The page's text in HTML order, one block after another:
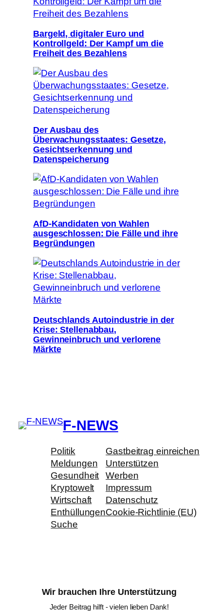
Bargeld, digitaler Euro und
Kontrollgeld: Der Kampf um die
Freiheit des Bezahlens
Der Ausbau des
Überwachungsstaates: Gesetze,
Gesichtserkennung und
Datenspeicherung
AfD-Kandidaten von Wahlen
ausgeschlossen: Die Fälle und ihre
Begründungen
Deutschlands Autoindustrie in der
Krise: Stellenabbau,
Gewinneinbruch und verlorene
Märkte
F-NEWS
Politik
Meldungen
Gesundheit
Kryptowelt
Wirtschaft
Enthüllungen
Suche
Gastbeitrag einreichen
Unterstützen
Werben
Impressum
Datenschutz
Cookie-Richtlinie (EU)
Wir brauchen Ihre Unterstützung
Jeder Beitrag hilft - vielen lieben Dank!